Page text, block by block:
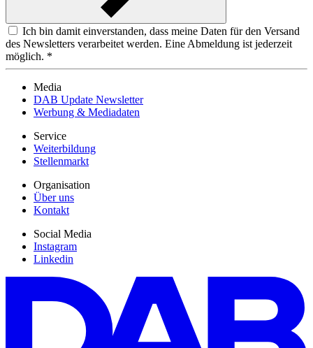
Ich bin damit einverstanden, dass meine Daten für den Versand
des Newsletters verarbeitet werden. Eine Abmeldung ist jederzeit
möglich. *
Media
DAB Update Newsletter
Werbung & Mediadaten
Service
Weiterbildung
Stellenmarkt
Organisation
Über uns
Kontakt
Social Media
Instagram
Linkedin